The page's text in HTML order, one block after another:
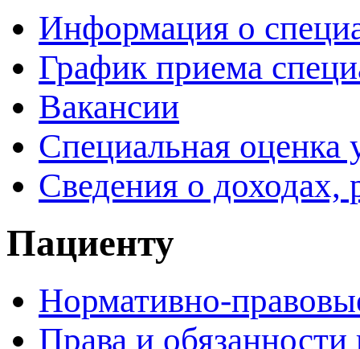
Информация о
График приема
Вакансии
Специальная оценка
Сведения о доходах,
Пациенту
Нормативно-
Права и